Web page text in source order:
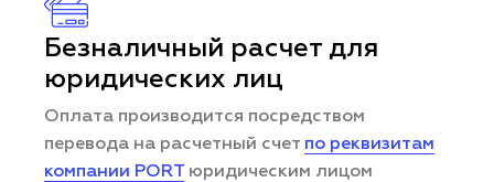
Безналичный расчет для
юридических лиц
Оплата производится посредством
перевода на расчетный счет по реквизитам
компании PORT юридическим лицом